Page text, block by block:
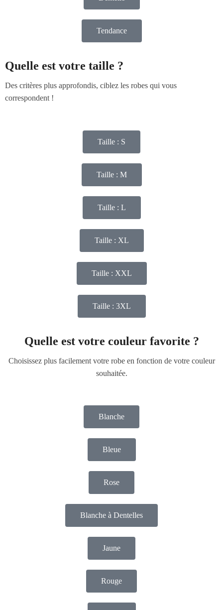
Tendance
Quelle est votre taille ?
Des critères plus approfondis, ciblez les robes qui vous
correspondent !
Taille : S
Taille : M
Taille : L
Taille : XL
Taille : XXL
Taille : 3XL
Quelle est votre couleur favorite ?
Choisissez plus facilement votre robe en fonction de votre couleur
souhaitée.
Blanche
Bleue
Rose
Blanche à Dentelles
Jaune
Rouge